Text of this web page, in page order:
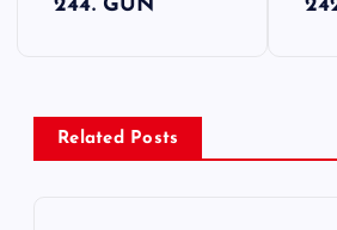
e
244. GÜN
Related Posts